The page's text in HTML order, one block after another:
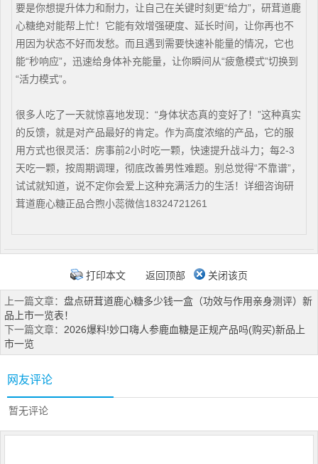
要是你想提升体力和耐力，让自己在关键时刻更“给力”，研茸道鹿
心糖绝对能帮上忙！它能有效增强硬度、延长时间，让你再也不
用因为状态不好而发愁。而且遇到需要快速补能量的情况，它也
能“秒响应”，迅速给身体补充能量，让你瞬间从“疲惫模式”切换到
“活力模式”。
很多人吃了一天就惊喜地发现：“身体状态真的变好了！”这种真实
的反馈，就是对产品最好的肯定。作为高度浓缩的产品，它的服
用方式也很灵活：房事前2小时吃一颗，快速提升战斗力；每2-3
天吃一颗，按周期调理，彻底改善男性难题。别总觉得“不靠谱”，
试试就知道，说不定你会爱上这种充满活力的生活！详细咨询研
茸道鹿心糖正品合煦小蕊微信18324721261
打印本文 返回顶部 关闭该页
上一篇文章： 盘点研茸道鹿心糖多少钱一盒（功效与作用亲身测评）新
品上市一览表！
下一篇文章： 2026爆料!妙口嗨人参鹿血糖是正规产品吗(购买)新品上
市一览
网友评论
暂无评论